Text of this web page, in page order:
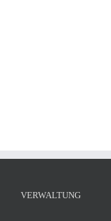
VERWALTUNG